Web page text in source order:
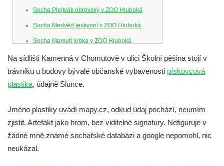
Socha Plejtvák obrovský v ZOO Hluboká
Socha Medvěd jeskynní v ZOO Hluboká
Socha Mamutí lebka v ZOO Hluboká
Socha Mamut srstnatý v ZOO Hluboká
Socha Orel v ZOO Hluboká
Socha Vydry si hrají v ZOO Hluboká
Socha Lišky v ZOO Hluboká
Socha Kudlanka v ZOO Hluboká
Na sídlišti Kamenná v Chomutově v ulici Školní pěšina stojí v
trávníku u budovy bývalé občanské vybavenosti pískovcová
plastika, údajně Slunce.
Jméno plastiky uvádí mapy.cz, odkud údaj pochází, neumím
zjistit. Artefakt jako hrom, bez viditelné signatury. Nefiguruje v
žádné mně známé sochařské databázi a google nepomohl, nic
neukázal.